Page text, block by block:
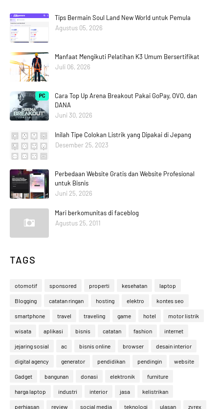
Tips Bermain Soul Land New World untuk Pemula
Agustus 05, 2026
Manfaat Mengikuti Pelatihan K3 Umum Bersertifikat
Juli 06, 2026
Cara Top Up Arena Breakout Pakai GoPay, OVO, dan
DANA
Juni 30, 2026
Inilah Tipe Colokan Listrik yang Dipakai di Jepang
Desember 25, 2023
Perbedaan Website Gratis dan Website Profesional
untuk Bisnis
Juni 25, 2026
Mari berkomunitas di faceblog
Agustus 25, 2011
TAGS
otomotif sponsored properti kesehatan laptop
Blogging catatan ringan hosting elektro kontes seo
smartphone travel traveling game hotel motor listrik
wisata aplikasi bisnis catatan fashion internet
jejaring sosial ac bisnis online browser desain interior
digital agency generator pendidikan pendingin website
Gadget bangunan donasi elektronik furniture
harga laptop industri interior jasa kelistrikan
perhiasan review social media teknologi ulasan zyrex